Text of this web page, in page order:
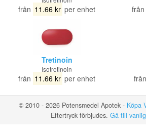
från 11.66 kr per enhet från
Tretinoin
Isotretinoin
från 11.66 kr per enhet från
© 2010 - 2026 Potensmedel Apotek - Köpa
Eftertryck förbjudes. Gå till